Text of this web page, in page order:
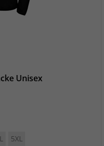
Unisex
5XL